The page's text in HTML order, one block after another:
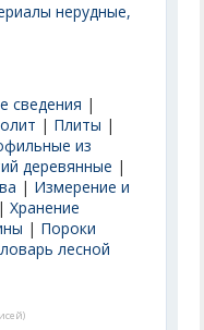
нерудные,
сведения |
| Плиты |
из
деревянные |
| Измерение и
|Хранение
| Пороки
лесной